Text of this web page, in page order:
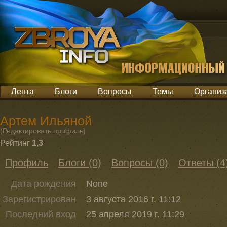
Лента Блоги Вопросы Темы
Артем Ильяной
(Редактировать профиль)
Рейтинг 1,3
Профиль Блоги (0) Вопросы (0) Ответы
Дата рождения
None
Зарегистрирован
3 августа 2016 г. 11:12
Последний вход
25 апреля 2019 г. 11:29